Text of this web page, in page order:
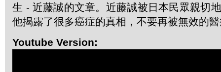
生 - 近藤誠的文章。近藤誠被日本民眾親切
他揭露了很多癌症的真相，不要再被無效的
Youtube Version: